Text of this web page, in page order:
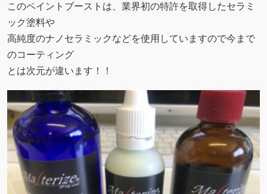
このペイントブーストは、業界初の特許を取得したセラミ
ック塗料や
高純度のナノセラミックなどを使用していますので今まで
のコーティング
とは次元が違います！！